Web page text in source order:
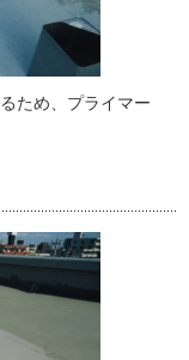
ため、プライマー